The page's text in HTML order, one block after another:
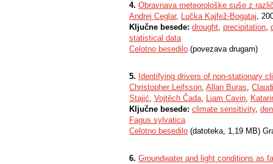
4. Obravnava meteorološke suše z
Andrej Ceglar, Lučka Kajfež-Bogataj,
Ključne besede: drought, precipitation,
statistical data
Celotno besedilo (povezava drugam)
5. Identifying drivers of non-stationary
Christopher Leifsson, Allan Buras,
Stajić, Vojtěch Čada, Liam Cavin,
Ključne besede: climate sensitivity,
Fagus sylvatica
Celotno besedilo (datoteka, 1,19 MB)
6. Groundwater and light conditions as